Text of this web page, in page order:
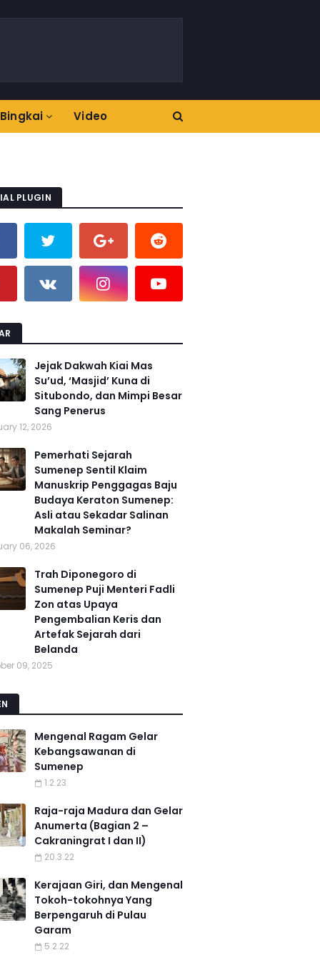
Video
PLUGIN
Jejak Dakwah Kiai Mas
Su’ud, ‘Masjid’ Kuna di
Situbondo, dan Mimpi Besar
Sang Penerus
12, 2026
Pemerhati Sejarah
Sumenep Sentil Klaim
Manuskrip Penggagas Baju
Budaya Keraton Sumenep:
Asli atau Sekadar Salinan
Makalah Seminar?
06, 2026
Trah Diponegoro di
Sumenep Puji Menteri Fadli
Zon atas Upaya
Pengembalian Keris dan
Artefak Sejarah dari
Belanda
09, 2025
Mengenal Ragam Gelar
Kebangsawanan di
Sumenep
1.2.23
Raja-raja Madura dan Gelar
Anumerta (Bagian 2 –
Cakraningrat I dan II)
20.3.22
Kerajaan Giri, dan Mengenal
Tokoh-tokohnya Yang
Berpengaruh di Pulau
Garam
5.2.22